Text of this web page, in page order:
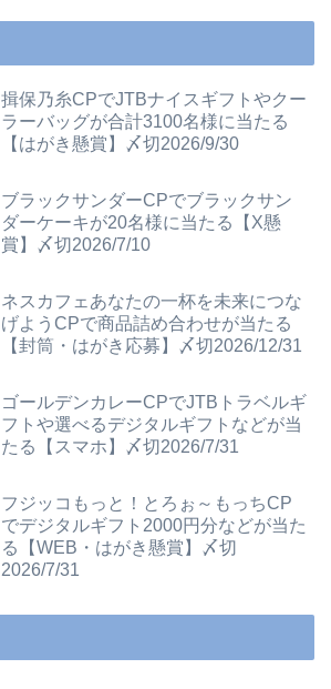
揖保乃糸CPでJTBナイスギフトやクー
ラーバッグが合計3100名様に当たる
【はがき懸賞】〆切2026/9/30
ブラックサンダーCPでブラックサン
ダーケーキが20名様に当たる【X懸
賞】〆切2026/7/10
ネスカフェあなたの一杯を未来につな
げようCPで商品詰め合わせが当たる
【封筒・はがき応募】〆切2026/12/31
ゴールデンカレーCPでJTBトラベルギ
フトや選べるデジタルギフトなどが当
たる【スマホ】〆切2026/7/31
フジッコもっと！とろぉ～もっちCP
でデジタルギフト2000円分などが当た
る【WEB・はがき懸賞】〆切
2026/7/31